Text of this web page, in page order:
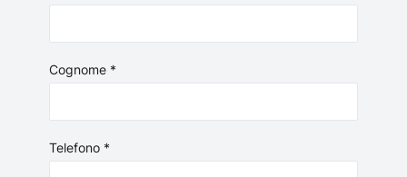
Cognome *
Telefono *